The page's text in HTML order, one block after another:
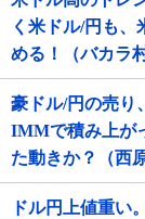
く米ドル/円も
める！（バカラ村
豪ドル/円の売り
IMMで積み上が
た動きか？（西
ドル円上値重い